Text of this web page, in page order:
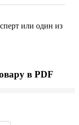
или один из